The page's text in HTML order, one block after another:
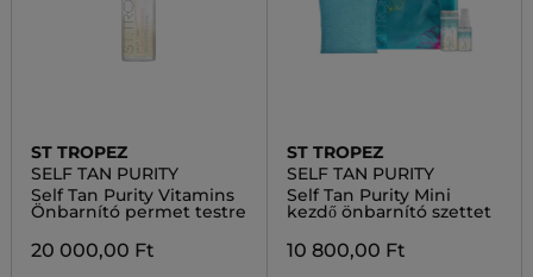
ST TROPEZ
SELF TAN PURITY
Self Tan Purity Vitamins
Önbarnító permet testre
20 000,00 Ft
ST TROPEZ
SELF TAN PURITY
Self Tan Purity Mini
kezdő önbarnító szettet
10 800,00 Ft